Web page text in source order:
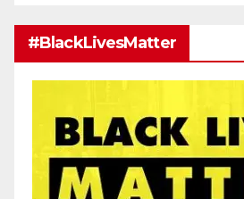
#BlackLivesMatter